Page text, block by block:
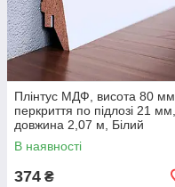
Плінтус МДФ, висота 80 мм,
перкриття по підлозі 21 мм,
довжина 2,07 м, Білий
В наявності
374 ₴